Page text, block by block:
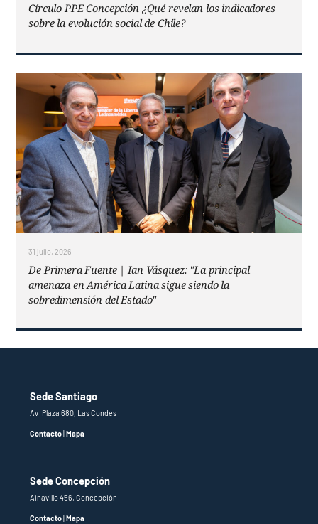
Círculo PPE Concepción ¿Qué revelan los indicadores
sobre la evolución social de Chile?
31 julio, 2026
De Primera Fuente | Ian Vásquez: "La principal
amenaza en América Latina sigue siendo la
sobredimensión del Estado"
Sede Santiago
Av. Plaza 680, Las Condes
Contacto |Mapa
Sede Concepción
Ainavillo 456, Concepción
Contacto|Mapa